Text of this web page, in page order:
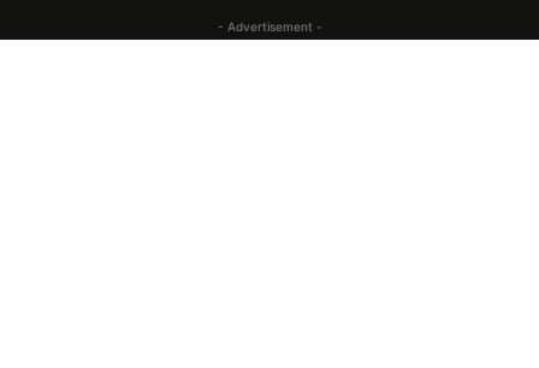
- Advertisement -